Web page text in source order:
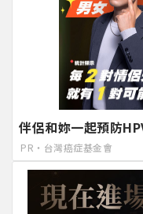
伴侶和妳一起預防
PR・台灣癌症基金會